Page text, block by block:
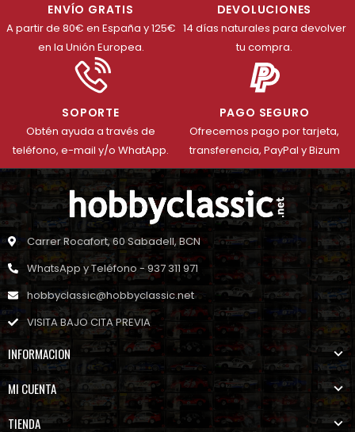
ENVÍO GRATIS
A partir de 80€ en España y 125€
en la Unión Europea.
DEVOLUCIONES
14 días naturales para devolver
tu compra.
SOPORTE
Obtén ayuda a través de
teléfono, e-mail y/o WhatApp.
PAGO SEGURO
Ofrecemos pago por tarjeta,
transferencia, PayPal y Bizum
Carrer Rocafort, 60 Sabadell, BCN
WhatsApp y Teléfono - 937 311 971
hobbyclassic@hobbyclassic.net
VISITA BAJO CITA PREVIA
INFORMACION
MI CUENTA
TIENDA